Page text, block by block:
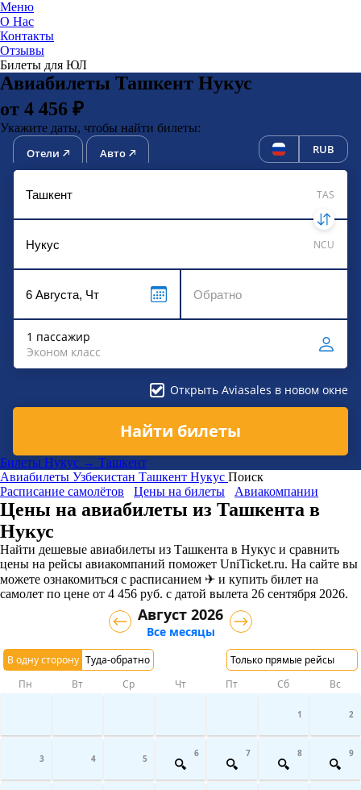
Меню
О Нас
Контакты
Отзывы
Билеты для ЮЛ
Авиабилеты Ташкент Нукус
от 4 456 ₽
Укажите даты, чтобы найти билеты:
Отели Авто RUB
TAS
NCU
1 пассажир
Эконом класс
Открыть Aviasales в новом окне
Найти билеты
Билеты Нукус → Ташкент
Авиабилеты Узбекистан Ташкент Нукус Поиск
Расписание самолётов
Цены на билеты Авиакомпании
Цены на авиабилеты из Ташкента в
Нукус
Найти дешевые авиабилеты из Ташкента в Нукус и сравнить
цены на рейсы авиакомпаний поможет UniTicket.ru. На сайте вы
можете ознакомиться с расписанием ✈ и купить билет на
самолет по цене от 4 456 руб. с датой вылета 26 сентября 2026.
В одну сторону Туда-обратно Только прямые рейсы
Август 2026
Все месяцы
Пн Вт Ср Чт Пт Сб Вс
1 2
3 4 5 6 7 8 9